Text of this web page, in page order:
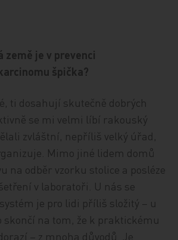
země je v prevenci
špička?
ti dosahují skutečně dobrých
se mi velmi líbí rakouský
zvláštní, nepříliš velký úřad,
Mimo jiné lidem domů
na odběr vzorku stolice a posléze
v laboratoři. U nás se
je pro lidi příliš složitý – u
skončí na tom, že k praktickému
– z mnoha důvodů. Je